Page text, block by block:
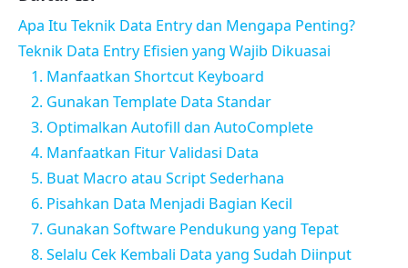
Apa Itu Teknik Data Entry dan Mengapa Penting?
Teknik Data Entry Efisien yang Wajib Dikuasai
1. Manfaatkan Shortcut Keyboard
2. Gunakan Template Data Standar
3. Optimalkan Autofill dan AutoComplete
4. Manfaatkan Fitur Validasi Data
5. Buat Macro atau Script Sederhana
6. Pisahkan Data Menjadi Bagian Kecil
7. Gunakan Software Pendukung yang Tepat
8. Selalu Cek Kembali Data yang Sudah Diinput